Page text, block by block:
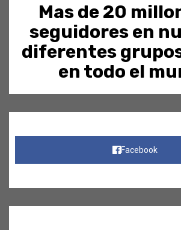
Mas de 20
seguidores en
diferentes
en todo el
Facebook